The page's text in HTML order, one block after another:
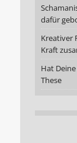
dafür
Kreativer
Kraft
Hat
These